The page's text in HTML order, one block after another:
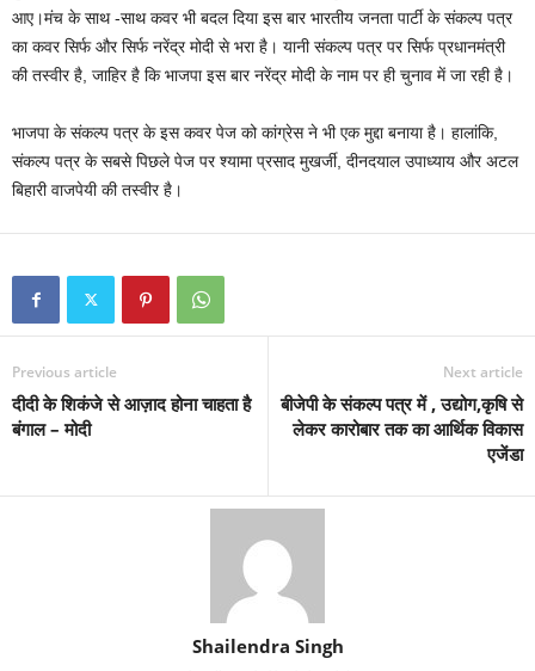
आए।मंच के साथ -साथ कवर भी बदल दिया इस बार भारतीय जनता पार्टी के संकल्प पत्र
का कवर सिर्फ और सिर्फ नरेंद्र मोदी से भरा है। यानी संकल्प पत्र पर सिर्फ प्रधानमंत्री
की तस्वीर है, जाहिर है कि भाजपा इस बार नरेंद्र मोदी के नाम पर ही चुनाव में जा रही है।
भाजपा के संकल्प पत्र के इस कवर पेज को कांग्रेस ने भी एक मुद्दा बनाया है। हालांकि,
संकल्प पत्र के सबसे पिछले पेज पर श्यामा प्रसाद मुखर्जी, दीनदयाल उपाध्याय और अटल
बिहारी वाजपेयी की तस्वीर है।
Previous article
दीदी के शिकंजे से आज़ाद होना चाहता है
बंगाल – मोदी
Next article
बीजेपी के संकल्प पत्र में , उद्योग,कृषि से
लेकर कारोबार तक का आर्थिक विकास
एजेंडा
Shailendra Singh